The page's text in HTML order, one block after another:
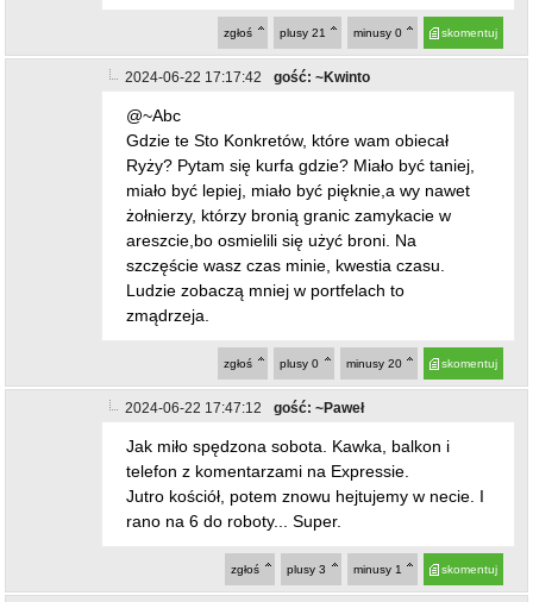
skomentuj
minusy 0
plusy 21
zgłoś
2024-06-22 17:17:42 gość: ~Kwinto
@~Abc
Gdzie te Sto Konkretów, które wam obiecał
Ryży? Pytam się kurfa gdzie? Miało być taniej,
miało być lepiej, miało być pięknie,a wy nawet
żołnierzy, którzy bronią granic zamykacie w
areszcie,bo osmielili się użyć broni. Na
szczęście wasz czas minie, kwestia czasu.
Ludzie zobaczą mniej w portfelach to
zmądrzeja.
skomentuj
minusy 20
plusy 0
zgłoś
2024-06-22 17:47:12 gość: ~Paweł
Jak miło spędzona sobota. Kawka, balkon i
telefon z komentarzami na Expressie.
Jutro kościół, potem znowu hejtujemy w necie. I
rano na 6 do roboty... Super.
skomentuj
minusy 1
plusy 3
zgłoś